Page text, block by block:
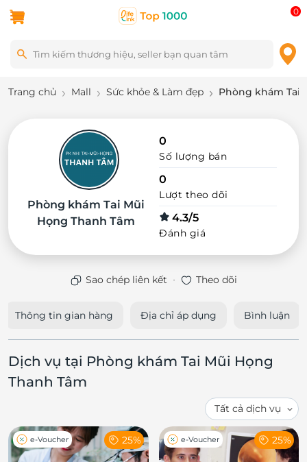
0
Trang chủ Mall Sức khỏe & Làm đẹp Phòng khám Tai
Phòng khám Tai Mũi
Họng Thanh Tâm
0
Số lượng bán
0
Lượt theo dõi
4.3/5
Đánh giá
Sao chép liên kết · Theo dõi
Thông tin gian hàng Địa chỉ áp dụng Bình luận
Dịch vụ tại Phòng khám Tai Mũi Họng
Thanh Tâm
e-Voucher 25% e-Voucher 25%